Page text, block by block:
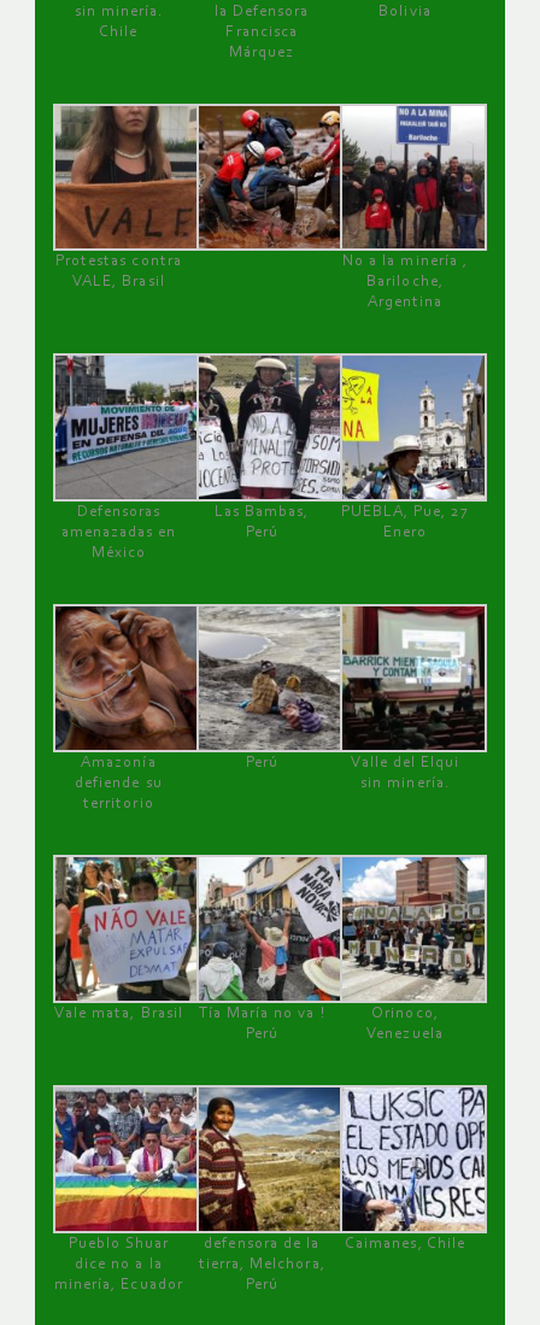
sin minería.
Chile
la Defensora
Francisca
Márquez
Bolivia
Protestas contra
VALE, Brasil
No a la minería ,
Bariloche,
Argentina
Defensoras
amenazadas en
México
Las Bambas,
Perú
PUEBLA, Pue, 27
Enero
Amazonía
defiende su
territorio
Perú
Valle del Elqui
sin minería.
Vale mata, Brasil
Tía María no va !
Perú
Orinoco,
Venezuela
Pueblo Shuar
dice no a la
minería, Ecuador
defensora de la
tierra, Melchora,
Perú
Caimanes, Chile